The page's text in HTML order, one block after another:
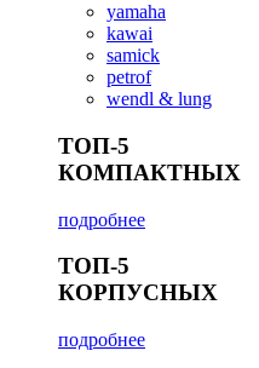
yamaha
kawai
samick
petrof
wendl & lung
ТОП-5
КОМПАКТНЫХ
подробнее
ТОП-5
КОРПУСНЫХ
подробнее